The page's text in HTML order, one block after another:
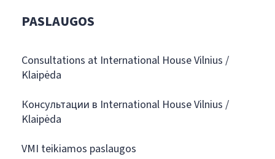
PASLAUGOS
Consultations at International House Vilnius /
Klaipėda
Консультации в International House Vilnius /
Klaipėda
VMI teikiamos paslaugos